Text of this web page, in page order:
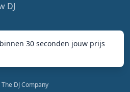
DJ
30 seconden jouw prijs
DJ Company